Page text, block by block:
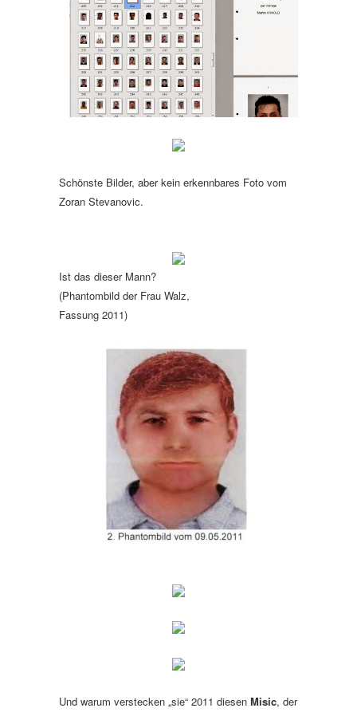
Schönste Bilder, aber kein erkennbares Foto vom
Zoran Stevanovic.
Ist das dieser Mann?
(Phantombild der Frau Walz,
Fassung 2011)
Und warum verstecken „sie“ 2011 diesen Misic, der